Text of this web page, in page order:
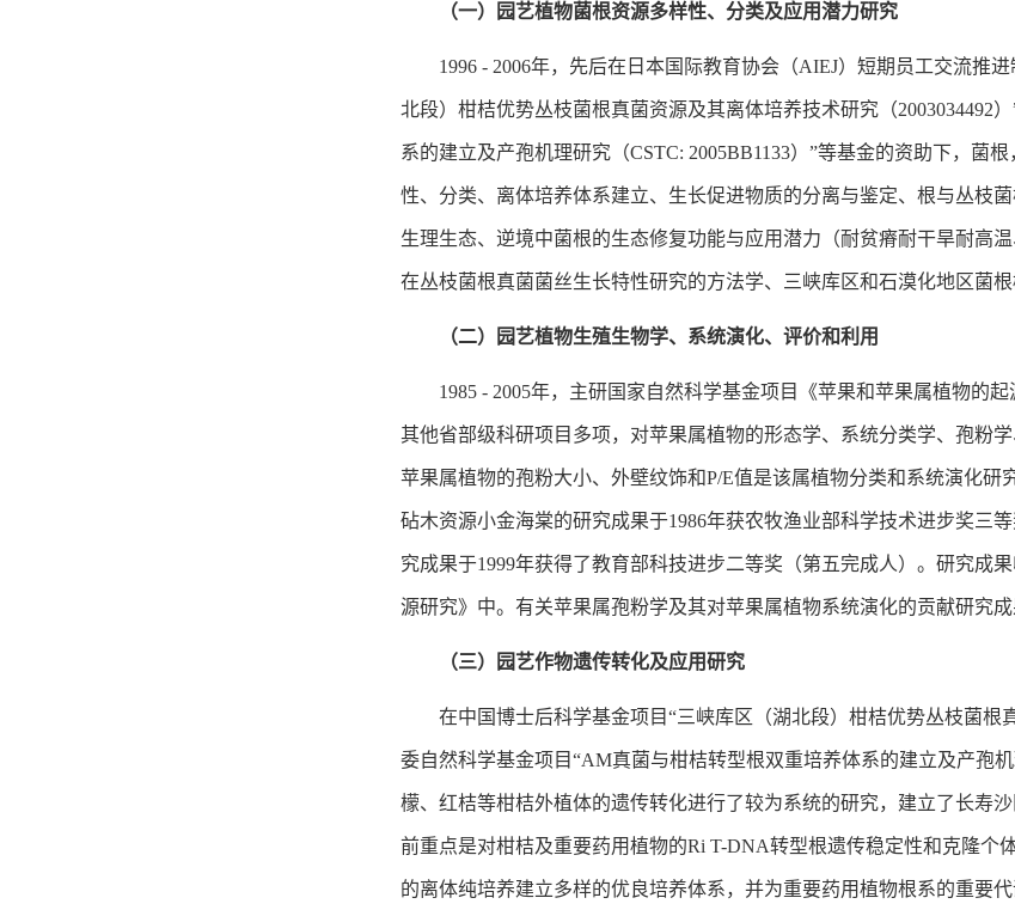
（一）园艺植物菌根资源多样性、分类及应用潜力研究
1996 - 2006年，先后在日本国际教育协会（AIEJ）短期员工交流推
北段）柑桔优势丛枝菌根真菌资源及其离体培养技术研究（
系的建立及产孢机理研究（CSTC: 2005BB1133）”等基金的资助下，菌
性、分类、离体培养体系建立、生长促进物质的分离与鉴定、根与丛枝
生理生态、逆境中菌根的生态修复功能与应用潜力（耐贫瘠耐干旱耐高
在丛枝菌根真菌菌丝生长特性研究的方法学、三峡库区和石漠化地区菌
（二）园艺植物生殖生物学、系统演化、评价和利用
1985 - 2005年，主研国家自然科学基金项目《苹果和苹果属植物的
其他省部级科研项目多项，对苹果属植物的形态学、系统分类学、孢粉
苹果属植物的孢粉大小、外壁纹饰和P/E值是该属植物分类和系统演化
砧木资源小金海棠的研究成果于1986年获农牧渔业部科学技术进步奖三
究成果于1999年获得了教育部科技进步二等奖（第五完成人）。研究成
源研究》中。有关苹果属孢粉学及其对苹果属植物系统演化的贡献研究成
（三）园艺作物遗传转化及应用研究
在中国博士后科学基金项目“三峡库区（湖北段）柑桔优势丛枝菌根
委自然科学基金项目“AM真菌与柑桔转型根双重培养体系的建立及产孢
檬、红桔等柑桔外植体的遗传转化进行了较为系统的研究，建立了长寿
前重点是对柑桔及重要药用植物的Ri T-DNA转型根遗传稳定性和克隆
的离体纯培养建立多样的优良培养体系，并为重要药用植物根系的重要